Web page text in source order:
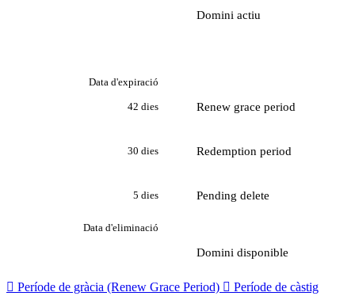
Domini actiu
Data d'expiració
42 dies Renew grace period
30 dies Redemption period
5 dies Pending delete
Data d'eliminació
Domini disponible
 Període de gràcia (Renew Grace Period)  Període de càstig